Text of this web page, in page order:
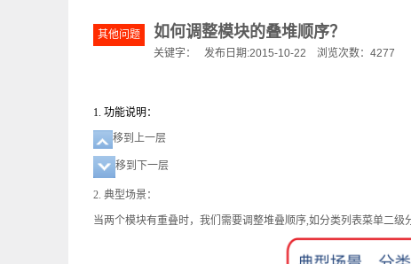
其他问题 如何调整模块的叠堆顺序？
关键字： 发布日期:2015-10-22 浏览次数：4277
1. 功能说明：
移到上一层
移到下一层
2. 典型场景：
当两个模块有重叠时，我们需要调整堆叠顺序,如分类列表菜单二级